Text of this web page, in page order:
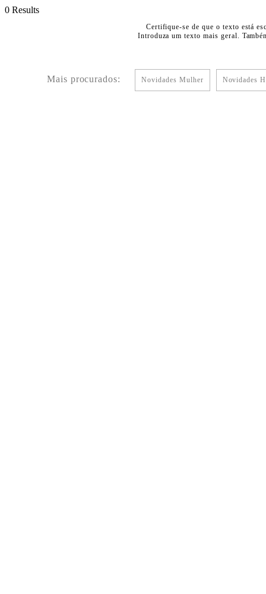
0 Results
Certifique-se de que o texto está
Introduza um texto mais geral.
Mais procurados: Novidades Mulher Novidades